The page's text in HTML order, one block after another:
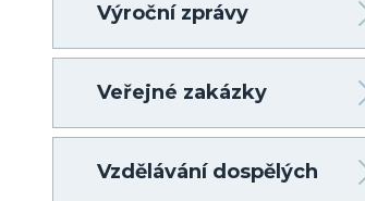
Výroční zprávy
Veřejné zakázky
Vzdělávání dospělých